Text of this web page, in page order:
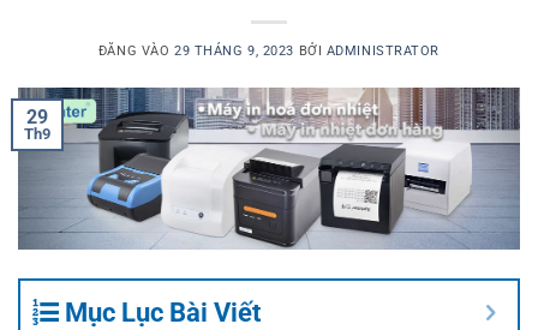
ĐĂNG VÀO 29 THÁNG 9, 2023 BỞI ADMINISTRATOR
29
Th9
Mục Lục Bài Viết